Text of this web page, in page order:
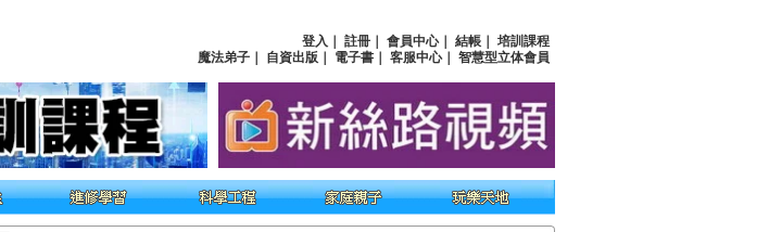
登入 註冊 會員中心｜ 結帳
培訓課程
魔法弟子
自資出版 電子書 客服中心｜ 智慧型立体會員